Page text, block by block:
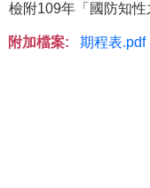
檢附109年「國防知
附加檔案: 期程表.pdf